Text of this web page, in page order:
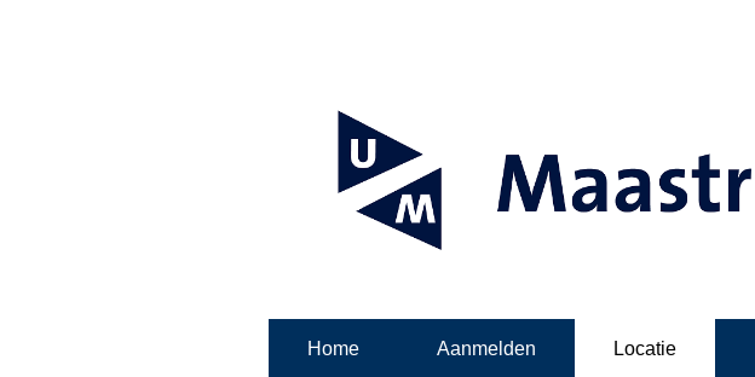
Home Aanmelden Locatie